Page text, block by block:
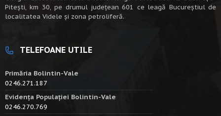
Piteşti, km 30, pe drumul judeţean 601 ce leagă Bucureştiul de
localitatea Videle şi zona petroliferă.
TELEFOANE UTILE
Primăria Bolintin-Vale
0246.271.187
Evidența Populației Bolintin-Vale
0246.270.769